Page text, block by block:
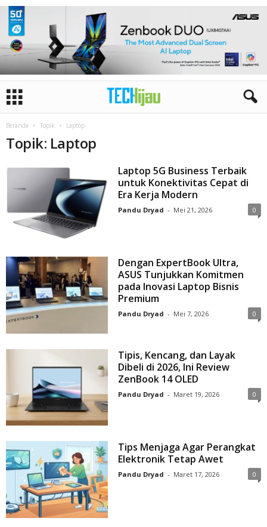
Beranda Topik Laptop
Topik: Laptop
Laptop 5G Business Terbaik
untuk Konektivitas Cepat di
Era Kerja Modern
Pandu Dryad - Mei 21, 2026 0
Dengan ExpertBook Ultra,
ASUS Tunjukkan Komitmen
pada Inovasi Laptop Bisnis
Premium
Pandu Dryad - Mei 7, 2026 0
Tipis, Kencang, dan Layak
Dibeli di 2026, Ini Review
ZenBook 14 OLED
Pandu Dryad - Maret 19, 2026 0
Tips Menjaga Agar Perangkat
Elektronik Tetap Awet
Pandu Dryad - Maret 17, 2026 0